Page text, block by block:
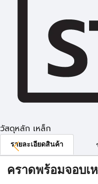
วัสดุหลัก เหล็ก
รายละเอียดสินค้า
คราดพร้อมจอบเ